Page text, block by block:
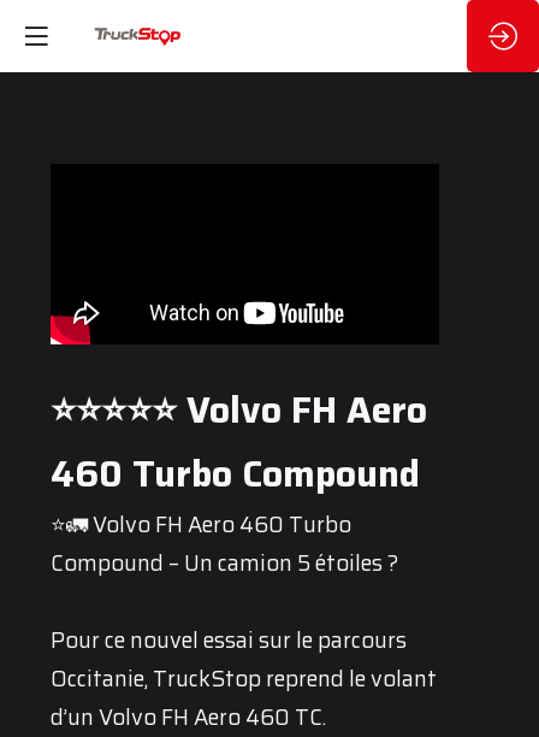
⭐️⭐️⭐️⭐️⭐️ Volvo FH Aero
460 Turbo Compound
⭐🚛 Volvo FH Aero 460 Turbo
Compound – Un camion 5 étoiles ?
Pour ce nouvel essai sur le parcours
Occitanie, TruckStop reprend le volant
d’un Volvo FH Aero 460 TC.